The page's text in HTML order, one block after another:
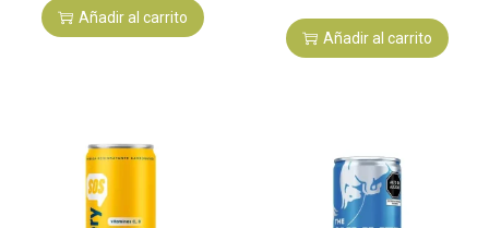
Añadir al carrito
Añadir al carrito